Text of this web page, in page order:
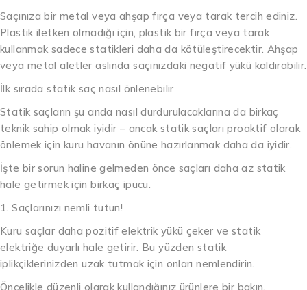
Saçınıza bir metal veya ahşap fırça veya tarak tercih ediniz.
Plastik iletken olmadığı için, plastik bir fırça veya tarak
kullanmak sadece statikleri daha da kötüleştirecektir. Ahşap
veya metal aletler aslında saçınızdaki negatif yükü kaldırabilir.
İlk sırada statik saç nasıl önlenebilir
Statik saçların şu anda nasıl durdurulacaklarına da birkaç
teknik sahip olmak iyidir – ancak statik saçları proaktif olarak
önlemek için kuru havanın önüne hazırlanmak daha da iyidir.
İşte bir sorun haline gelmeden önce saçları daha az statik
hale getirmek için birkaç ipucu.
1. Saçlarınızı nemli tutun!
Kuru saçlar daha pozitif elektrik yükü çeker ve statik
elektriğe duyarlı hale getirir. Bu yüzden statik
iplikçiklerinizden uzak tutmak için onları nemlendirin.
Öncelikle düzenli olarak kullandığınız ürünlere bir bakın.